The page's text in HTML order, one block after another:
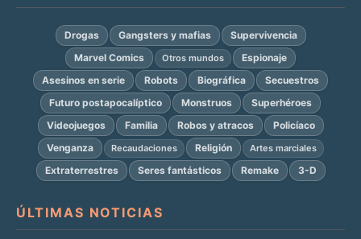
Drogas Gangsters y mafias
Supervivencia
Marvel Comics
Otros mundos
Espionaje
Asesinos en serie
Robots Biográfica
Secuestros
Futuro postapocalíptico
Monstruos
Superhéroes
Videojuegos
Familia Robos y atracos
Policíaco
Venganza
Recaudaciones Religión Artes marciales
Extraterrestres Seres fantásticos Remake 3-D
ÚLTIMAS NOTICIAS